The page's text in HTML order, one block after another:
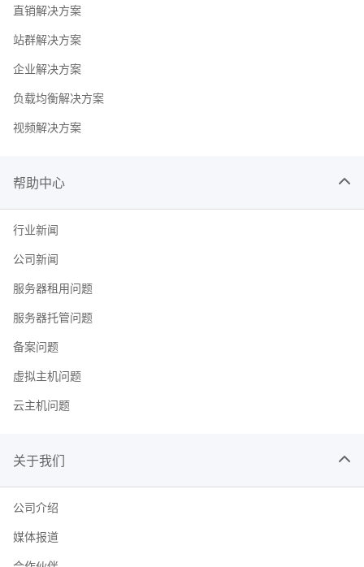
直销解决方案
站群解决方案
企业解决方案
负载均衡解决方案
视频解决方案
帮助中心
行业新闻
公司新闻
服务器租用问题
服务器托管问题
备案问题
虚拟主机问题
云主机问题
关于我们
公司介绍
媒体报道